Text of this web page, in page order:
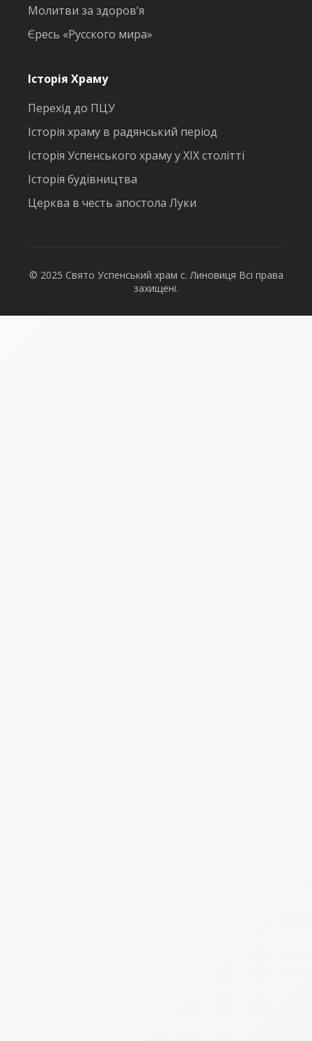
Молитви за здоров’я
Єресь «Русского мира»
Історія Храму
Перехід до ПЦУ
Історія храму в радянський період
Історія Успенського храму у ХІХ столітті
Історія будівництва
Церква в честь апостола Луки
© 2025 Свято Успенський храм с. Линовиця Всі права
захищені.